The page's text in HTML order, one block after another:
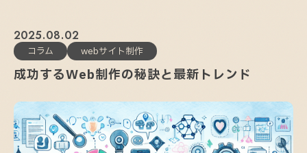
成功するWeb制作の秘訣と最新トレンド
2025 08 02
コラム webサイト制作